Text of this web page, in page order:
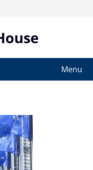
Menu